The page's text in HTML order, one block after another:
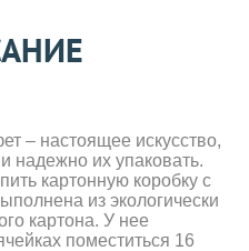
– настоящее искусство,
надежно их упаковать.
картонную коробку с
из экологически
картона. У нее
поместиться 16